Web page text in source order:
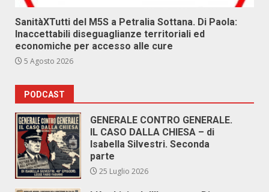
SanitàXTutti del M5S a Petralia Sottana. Di Paola:
Inaccettabili diseguaglianze territoriali ed
economiche per accesso alle cure
5 Agosto 2026
PODCAST
GENERALE CONTRO GENERALE.
IL CASO DALLA CHIESA – di
Isabella Silvestri. Seconda
parte
25 Luglio 2026